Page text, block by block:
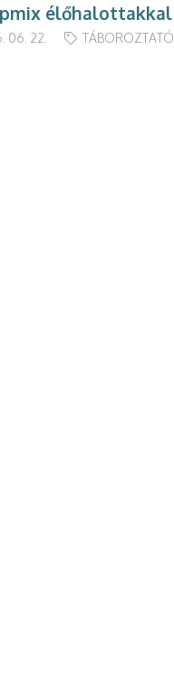
élőhalottakkal
06. 22. TÁBOROZTATÓ